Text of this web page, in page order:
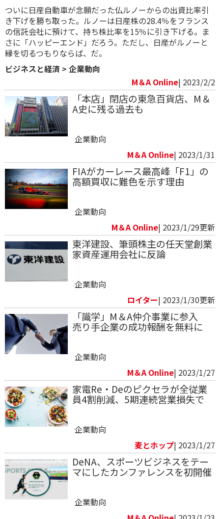
ついに日産自動車が念願だった仏ルノーからの出資比率引
き下げを勝ち取った。ルノーは日産株の28.4％をフランス
の信託会社に預けて、持ち株比率を15％に引き下げる。ま
さに「ハッピーエンド」だろう。ただし、日産がルノーと
縁を切るつもりならば、だ。
ビジネスと経済 > 企業動向
M＆A Online| 2023/2/2
「本店」閉店の東急百貨店、M＆
A史に残る過去も
企業動向
M＆A Online| 2023/1/31
FIAがカーレース最高峰「F1」の
高額買収に難色を示す理由
企業動向
M＆A Online| 2023/1/29更新
東洋建設、筆頭株主の任天堂創業
家資産運用会社に反論
企業動向
ロイター| 2023/1/30更新
「識学」M＆A仲介事業に参入
売り手企業の成功報酬を無料に
企業動向
M＆A Online| 2023/1/27
家電Re・Deのピクセラが全従業
員4割削減、5期連続営業損失で
企業動向
麦とホップ| 2023/1/27
DeNA、スポーツビジネスをテー
マにしたカンファレンスを初開催
企業動向